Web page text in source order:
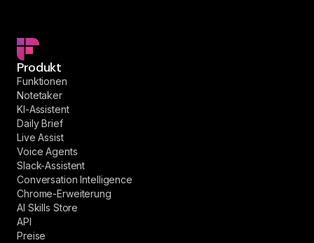
Produkt
Funktionen
Notetaker
KI-Assistent
Daily Brief
Live Assist
Voice Agents
Slack-Assistent
Conversation Intelligence
Chrome-Erweiterung
AI Skills Store
API
Preise